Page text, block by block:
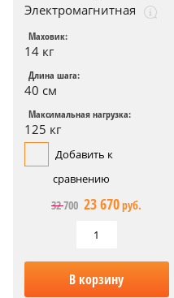
Электромагнитная
Маховик:
14 кг
Длина шага:
40 см
Максимальная нагрузка:
125 кг
Добавить к
сравнению
32 700 23 670руб.
В корзину